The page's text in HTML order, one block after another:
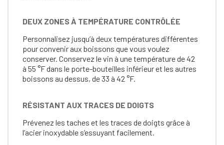
DEUX ZONES À TEMPÉRATURE CONTRÔLÉE
Personnalisez jusqu’à deux températures différentes
pour convenir aux boissons que vous voulez
conserver. Conservez le vin à une température de 42
à 55 °F dans le porte-bouteilles inférieur et les autres
boissons au dessus, de 33 à 42 °F.
RÉSISTANT AUX TRACES DE DOIGTS
Prévenez les taches et les traces de doigts grâce à
l’acier inoxydable s’essuyant facilement.